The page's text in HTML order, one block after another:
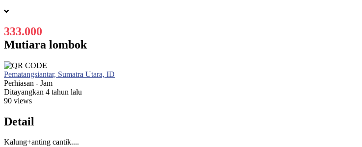
333.000
Mutiara lombok
Pematangsiantar, Sumatra Utara, ID
Perhiasan - Jam
Ditayangkan 4 tahun lalu
90 views
Detail
Kalung+anting cantik....